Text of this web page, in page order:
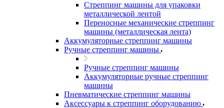
Стреппинг машины для упаковки
металлической лентой
Переносные механические стреппинг
машины (металлическая лента)
Аккумуляторные стреппинг машины
Ручные стреппинг машины
Ручные стреппинг машины
Аккумуляторные ручные стреппинг
машины
Пневматические стреппинг машины
Аксессуары к стреппинг оборудованию